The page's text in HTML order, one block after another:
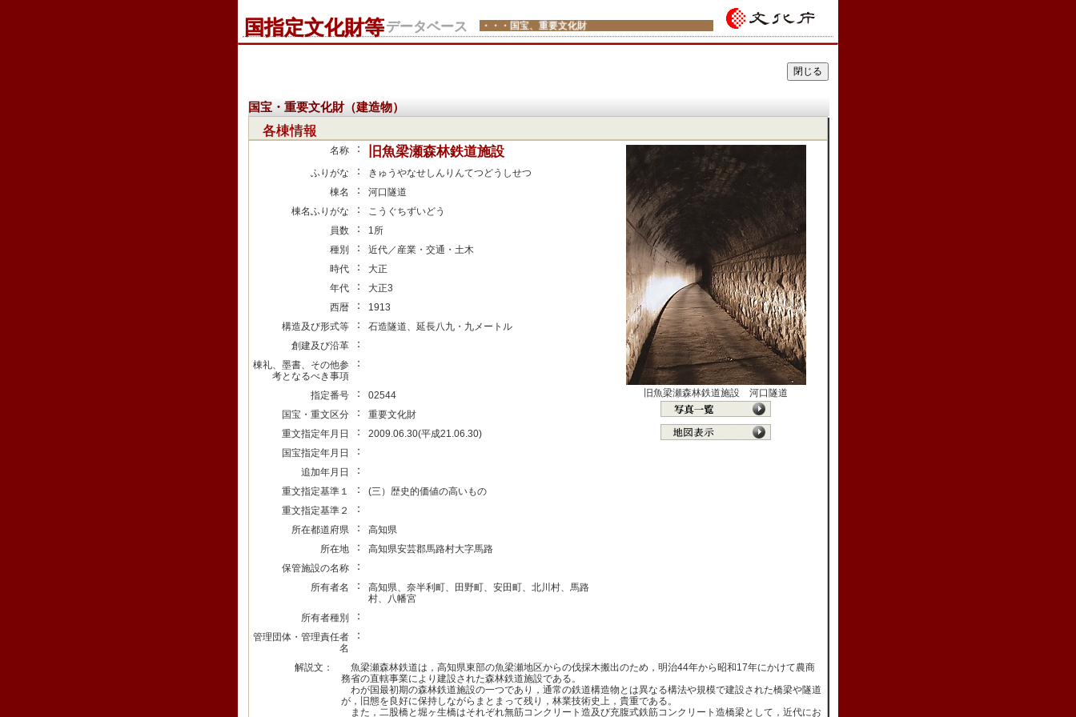
国指定文化財等データベース ・・・国宝、重要文化財
国宝・重要文化財（建造物）
各棟情報
名称 ： 旧魚梁瀬森林鉄道施設
ふりがな ：
きゅうやなせしんりんてつどうしせつ
棟名
：
河口隧道
棟名ふりがな
：
こうぐちずいどう
員数
：
1所
種別
：
近代／産業・交通・土木
時代
：
大正
年代
：
大正3
西暦
：
1913
構造及び形式等
：
石造隧道、延長八九・九メートル
創建及び沿革
：
棟礼、墨書、その他参
考となるべき事項
：
指定番号 ：
02544
国宝・重文区分
：
重要文化財
重文指定年月日
：
2009.06.30(平成21.06.30)
国宝指定年月日
：
追加年月日 ：
重文指定基準１ ：
(三）歴史的価値の高いもの
重文指定基準２
：
所在都道府県 ：
高知県
所在地
：
高知県安芸郡馬路村大字馬路
保管施設の名称
：
所有者名 ：
高知県、奈半利町、田野町、安田町、北川村、馬路
村、八幡宮
所有者種別
：
管理団体・管理責任者
名
：
旧魚梁瀬森林鉄道施設 河口隧道
解説文：
魚梁瀬森林鉄道は，高知県東部の魚梁瀬地区からの伐採木搬出のため，明治44年から昭和17年にかけて農商
務省の直轄事業により建設された森林鉄道施設である。
わが国最初期の森林鉄道施設の一つであり，通常の鉄道構造物とは異なる構法や規模で建設された橋梁や隧道
が，旧態を良好に保持しながらまとまって残り，林業技術史上，貴重である。
また，二股橋と堀ヶ生橋はそれぞれ無筋コンクリート造及び充腹式鉄筋コンクリート造橋梁として，近代にお